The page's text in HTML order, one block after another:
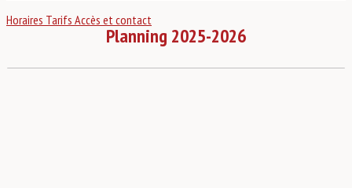
Horaires Tarifs Accès et contact
Planning 2025-2026